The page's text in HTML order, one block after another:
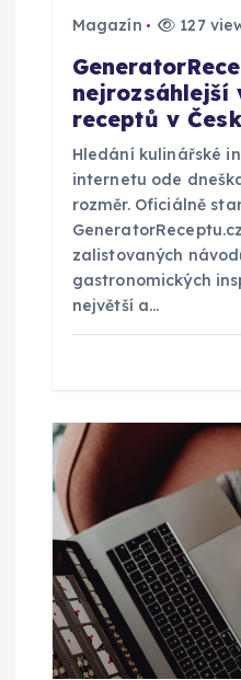
k
Magazín 127
nejrozsáhlejší
receptů v
Hledání kulinářské
internetu ode
rozměr. Oficiálně
zalistovaných
gastronomických
největší a…